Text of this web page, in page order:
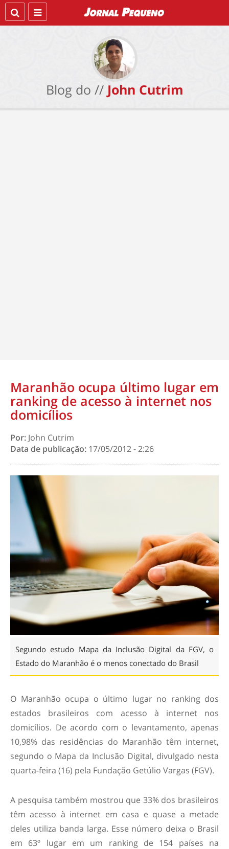
Blog do // John Cutrim
Maranhão ocupa último lugar em
ranking de acesso à internet nos
domicílios
Por: John Cutrim
Data de publicação: 17/05/2012 - 2:26
Segundo estudo Mapa da Inclusão Digital da FGV, o
Estado do Maranhão é o menos conectado do Brasil
O Maranhão ocupa o último lugar no ranking dos
estados brasileiros com acesso à internet nos
domicílios. De acordo com o levantamento, apenas
10,98% das residências do Maranhão têm internet,
segundo o Mapa da Inclusão Digital, divulgado nesta
quarta-feira (16) pela Fundação Getúlio Vargas (FGV).
A pesquisa também mostrou que 33% dos brasileiros
têm acesso à internet em casa e quase a metade
deles utiliza banda larga. Esse número deixa o Brasil
em 63º lugar em um ranking de 154 países na